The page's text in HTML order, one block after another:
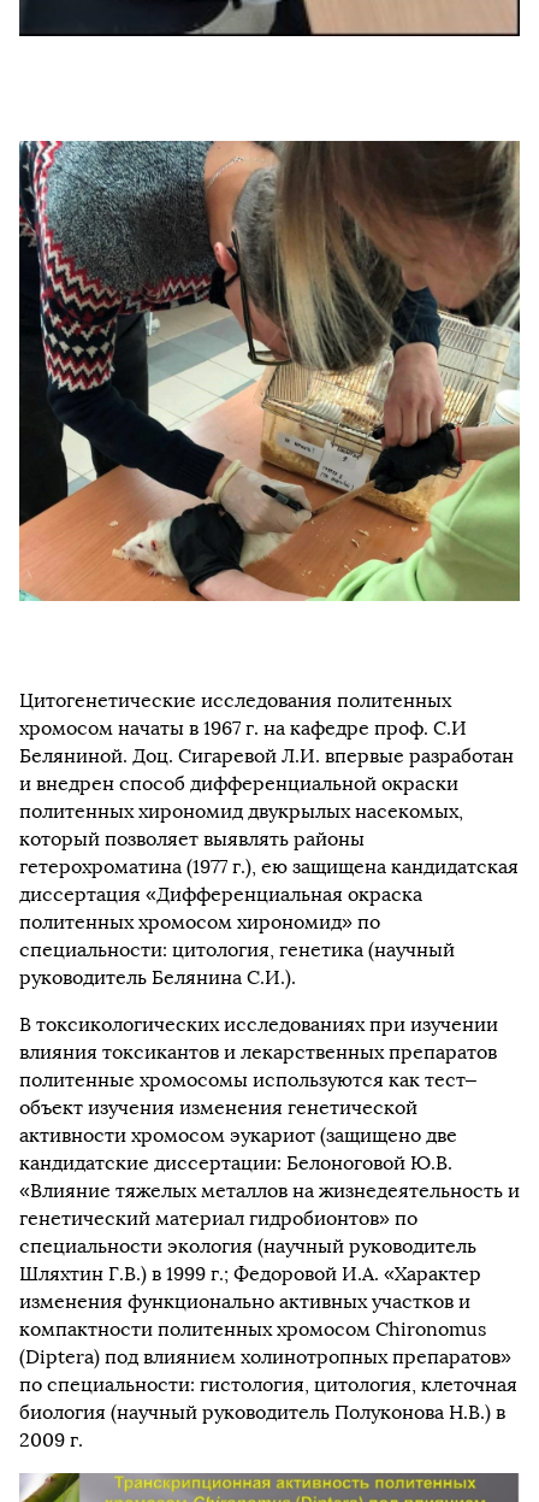
Цитогенетические исследования политенных
хромосом начаты в 1967 г. на кафедре проф. С.И
Беляниной. Доц. Сигаревой Л.И. впервые разработан
и внедрен способ дифференциальной окраски
политенных хирономид двукрылых насекомых,
который позволяет выявлять районы
гетерохроматина (1977 г.), ею защищена кандидатская
диссертация «Дифференциальная окраска
политенных хромосом хирономид» по
специальности: цитология, генетика (научный
руководитель Белянина С.И.).
В токсикологических исследованиях при изучении
влияния токсикантов и лекарственных препаратов
политенные хромосомы используются как тест–
объект изучения изменения генетической
активности хромосом эукариот (защищено две
кандидатские диссертации: Белоноговой Ю.В.
«Влияние тяжелых металлов на жизнедеятельность и
генетический материал гидробионтов» по
специальности экология (научный руководитель
Шляхтин Г.В.) в 1999 г.; Федоровой И.А. «Характер
изменения функционально активных участков и
компактности политенных хромосом Chironomus
(Diptera) под влиянием холинотропных препаратов»
по специальности: гистология, цитология, клеточная
биология (научный руководитель Полуконова Н.В.) в
2009 г.